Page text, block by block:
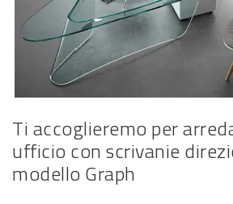
Ti accoglieremo per
ufficio con scrivanie
modello Graph